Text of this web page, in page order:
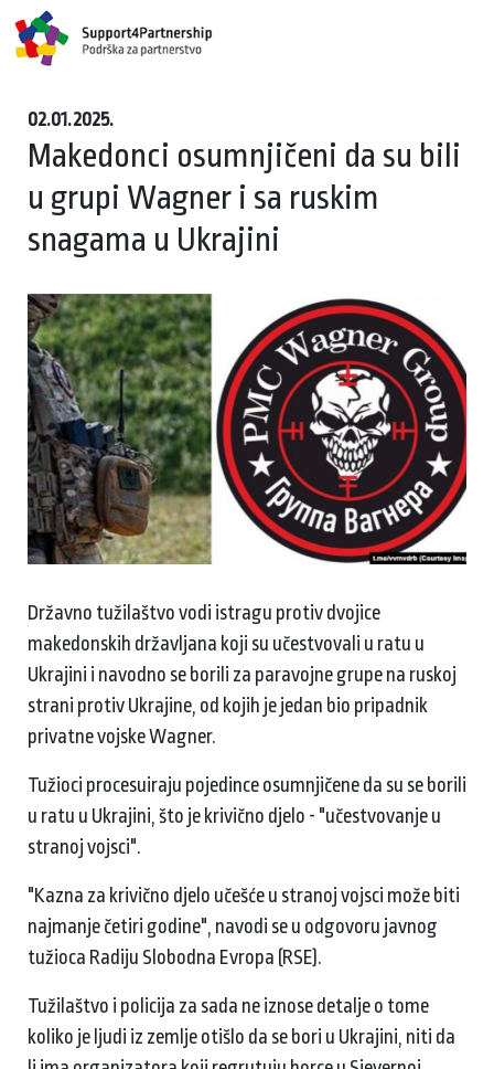
02.01.2025.
Makedonci osumnjičeni da su bili
u grupi Wagner i sa ruskim
snagama u Ukrajini
Državno tužilaštvo vodi istragu protiv dvojice
makedonskih državljana koji su učestvovali u ratu u
Ukrajini i navodno se borili za paravojne grupe na ruskoj
strani protiv Ukrajine, od kojih je jedan bio pripadnik
privatne vojske Wagner.
Tužioci procesuiraju pojedince osumnjičene da su se borili
u ratu u Ukrajini, što je krivično djelo - "učestvovanje u
stranoj vojsci".
"Kazna za krivično djelo učešće u stranoj vojsci može biti
najmanje četiri godine", navodi se u odgovoru javnog
tužioca Radiju Slobodna Evropa (RSE).
Tužilaštvo i policija za sada ne iznose detalje o tome
koliko je ljudi iz zemlje otišlo da se bori u Ukrajini, niti da